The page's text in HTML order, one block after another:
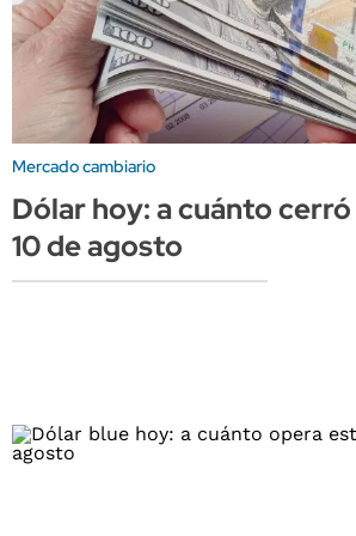
Mercado cambiario
Dólar hoy: a cuánto
10 de agosto